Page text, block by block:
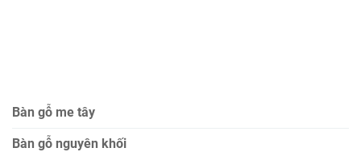
Bàn gỗ me tây
Bàn gỗ nguyên khối